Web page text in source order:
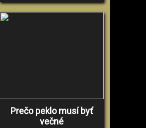
Prečo peklo musí byť
večné